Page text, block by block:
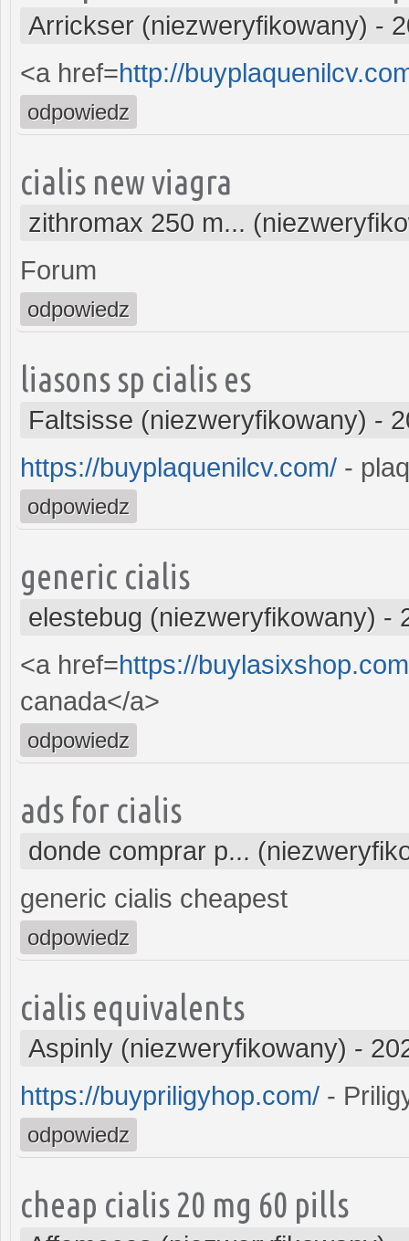
Arrickser (niezweryfikowany) -
<a href=http://
odpowiedz
cialis new viagra
zithromax 250 m...
Forum
odpowiedz
liasons sp cialis es
Faltsisse (niezweryfikowany) -
https://buyplaquenilcv.com/ -
odpowiedz
generic cialis
elestebug (niezweryfikowany) -
<a href=https://
canada</a>
odpowiedz
ads for cialis
donde comprar p...
generic cialis cheapest
odpowiedz
cialis equivalents
Aspinly (niezweryfikowany) -
https://buypriligyhop.com/ -
odpowiedz
cheap cialis 20 mg 60 pills